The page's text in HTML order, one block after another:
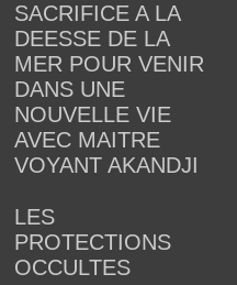
SACRIFICE A LA
DEESSE DE LA
MER POUR VENIR
DANS UNE
NOUVELLE VIE
AVEC MAITRE
VOYANT AKANDJI
LES
PROTECTIONS
OCCULTES